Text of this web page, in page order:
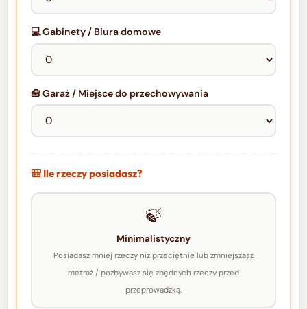
💻 Gabinety / Biura domowe
🧰 Garaż / Miejsce do przechowywania
🎒 Ile rzeczy posiadasz?
🍃
Minimalistyczny
Posiadasz mniej rzeczy niż przeciętnie lub zmniejszasz
metraż / pozbywasz się zbędnych rzeczy przed
przeprowadzką.